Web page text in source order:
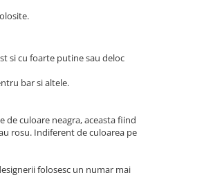
si cu foarte putine sau deloc
bar si altele.
de culoare neagra, aceasta fiind
rosu. Indiferent de culoarea pe
folosesc un numar mai